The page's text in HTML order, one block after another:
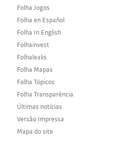
Folha Jogos
Folha en Español
Folha In English
Folhainvest
Folhaleaks
Folha Mapas
Folha Tópicos
Folha Transparência
Últimas notícias
Versão Impressa
Mapa do site